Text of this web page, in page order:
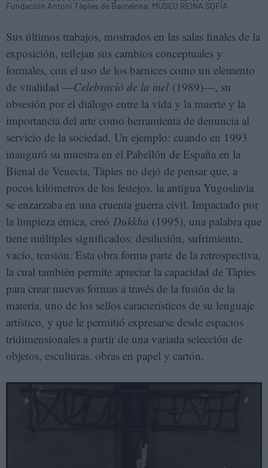
Fundación Antoni Tàpies de Barcelona. MUSEO REINA SOFÍA
Sus últimos trabajos, mostrados en las salas finales de la
exposición, reflejan sus cambios conceptuales y
formales, con el uso de los barnices como un elemento
de vitalidad —Celebració de la mel (1989)—, su
obsesión por el diálogo entre la vida y la muerte y la
importancia del arte como herramienta de denuncia al
servicio de la sociedad. Un ejemplo: cuando en 1993
inauguró su muestra en el Pabellón de España en la
Bienal de Venecia, Tàpies no dejó de pensar que, a
pocos kilómetros de los festejos, la antigua Yugoslavia
se enzarzaba en una cruenta guerra civil. Impactado por
la limpieza étnica, creó Dukkha (1995), una palabra que
tiene múltiples significados: desilusión, sufrimiento,
vacío, tensión. Esta obra forma parte de la retrospectiva,
la cual también permite apreciar la capacidad de Tàpies
para crear nuevas formas a través de la fusión de la
materia, uno de los sellos característicos de su lenguaje
artístico, y que le permitió expresarse desde espacios
tridimensionales a partir de una variada selección de
objetos, esculturas, obras en papel y cartón.